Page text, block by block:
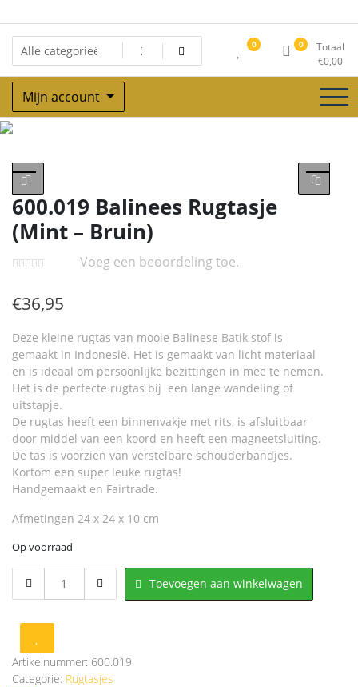
naar
de
inhoud
0 0
Totaal
€0,00
Mijn account
600.019 Balinees Rugtasje
(Mint – Bruin)
Voeg een beoordeling toe.
€36,95
Deze kleine rugtas van mooie Balinese Batik stof is
gemaakt in Indonesië. Het is gemaakt van licht materiaal
en is ideaal om persoonlijke bezittingen in mee te nemen.
Het is de perfecte rugtas bij een lange wandeling of
uitstapje.
De rugtas heeft een binnenvakje met rits, is afsluitbaar
door middel van een koord en heeft een magneetsluiting.
De tas is voorzien van verstelbare schouderbandjes.
Kortom een super leuke rugtas!
Handgemaakt en Fairtrade.
Afmetingen 24 x 24 x 10 cm
Op voorraad
Balinees
(Mint
Bruin)
aantal
Toevoegen aan winkelwagen
Artikelnummer: 600.019
Categorie: Rugtasjes